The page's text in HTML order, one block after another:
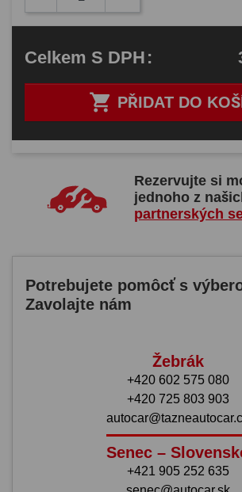
 PŘIDAT DO
Celkem S DPH:
Rezervujte si
jednoho z
partnerských
Potrebujete pomôcť s
Zavolajte nám
Žebrák
+420 602 575 080
+420 725 803 903
Senec –
+421 905 252 635